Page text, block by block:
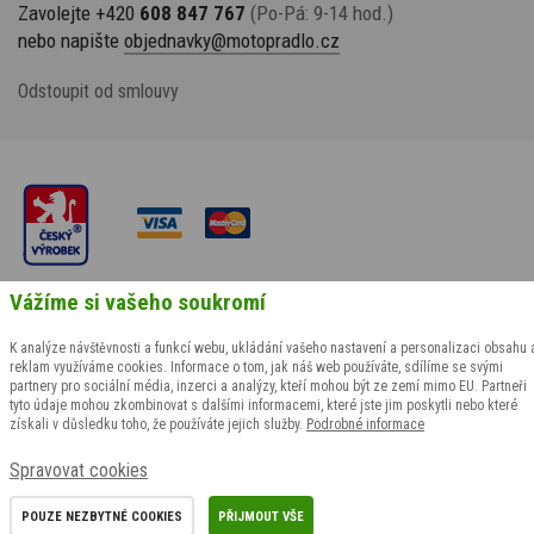
Zavolejte +420 608 847 767 (Po-Pá: 9-14 hod.)
nebo napište objednavky@motopradlo.cz
Odstoupit od smlouvy
© 2009-2026 suspect animal s.r.o., všechna práva vyhrazena
Vážíme si vašeho soukromí
K analýze návštěvnosti a funkcí webu, ukládání vašeho nastavení a personalizaci obsahu
reklam využíváme cookies. Informace o tom, jak náš web používáte, sdílíme se svými
partnery pro sociální média, inzerci a analýzy, kteří mohou být ze zemí mimo EU. Partneři
tyto údaje mohou zkombinovat s dalšími informacemi, které jste jim poskytli nebo které
získali v důsledku toho, že používáte jejich služby. Podrobné informace
Spravovat cookies
POUZE NEZBYTNÉ COOKIES PŘIJMOUT VŠE